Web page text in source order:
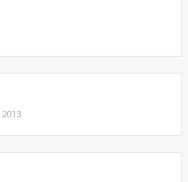
2013